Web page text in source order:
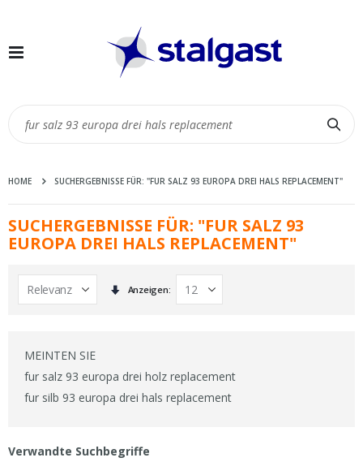
Navigation
HOME SUCHERGEBNISSE FÜR: "FUR SALZ 93 EUROPA DREI HALS REPLACEMENT"
SUCHERGEBNISSE FÜR: "FUR SALZ 93
EUROPA DREI HALS REPLACEMENT"
In
aufsteigender
Anzeigen
MEINTEN SIE
fur salz 93 europa drei holz replacement
fur silb 93 europa drei hals replacement
Verwandte Suchbegriffe